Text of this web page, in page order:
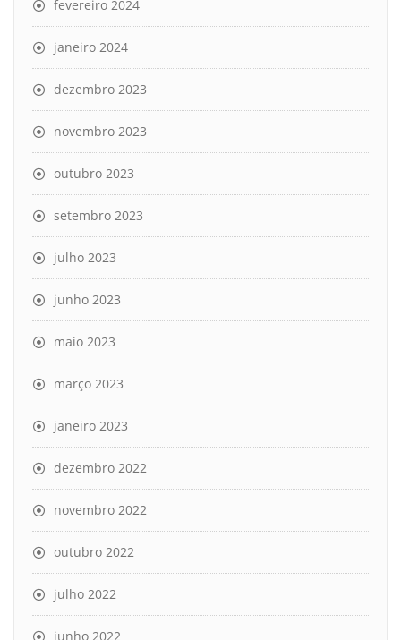
fevereiro 2024
janeiro 2024
dezembro 2023
novembro 2023
outubro 2023
setembro 2023
julho 2023
junho 2023
maio 2023
março 2023
janeiro 2023
dezembro 2022
novembro 2022
outubro 2022
julho 2022
junho 2022